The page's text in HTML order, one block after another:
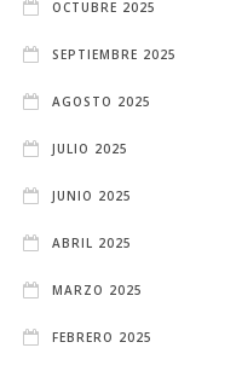
OCTUBRE 2025
SEPTIEMBRE 2025
AGOSTO 2025
JULIO 2025
JUNIO 2025
ABRIL 2025
MARZO 2025
FEBRERO 2025